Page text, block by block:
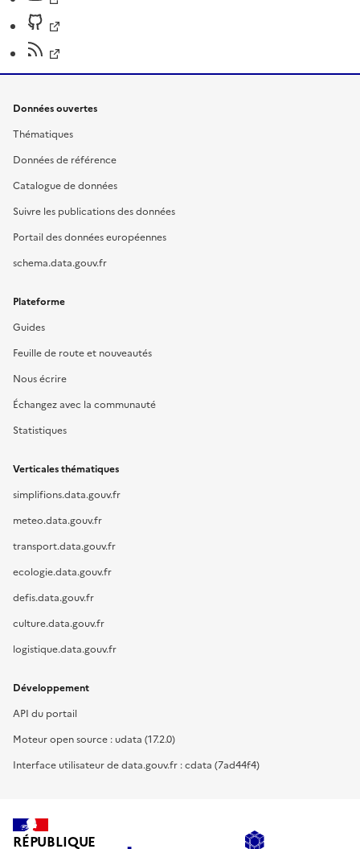
Données ouvertes
Thématiques
Données de référence
Catalogue de données
Suivre les publications des données
Portail des données européennes
schema.data.gouv.fr
Plateforme
Guides
Feuille de route et nouveautés
Nous écrire
Échangez avec la communauté
Statistiques
Verticales thématiques
simplifions.data.gouv.fr
meteo.data.gouv.fr
transport.data.gouv.fr
ecologie.data.gouv.fr
defis.data.gouv.fr
culture.data.gouv.fr
logistique.data.gouv.fr
Développement
API du portail
Moteur open source : udata (17.2.0)
Interface utilisateur de data.gouv.fr : cdata (7ad44f4)
RÉPUBLIQUE